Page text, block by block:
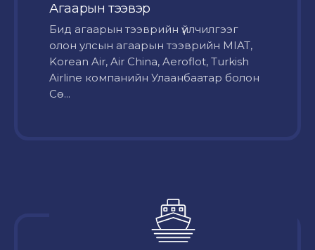
Агаарын тээвэр
Бид агаарын тээврийн үйлчилгээг
олон улсын агаарын тээврийн MIAT,
Korean Air, Air China, Aeroflot, Turkish
Airline компанийн Улаанбаатар болон
Сө...